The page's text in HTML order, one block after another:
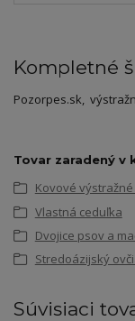
Kompletné
Pozorpes.sk,
Tovar zaradený v
Kovové
Vlastná ceduľka
Dvojice psov a
Stredoázijský
Súvisiaci